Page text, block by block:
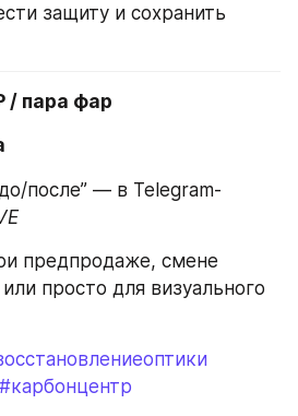
защиту и сохранить
/ пара фар
после” — в Telegram-
предпродаже, смене
просто для визуального
#карбонцентр